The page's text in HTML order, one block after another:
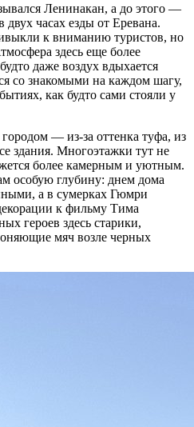
Ленинакан, а до этого —
часах езды от Еревана.
к вниманию туристов, но
здесь еще более
даже воздух вдыхается
со знакомыми на каждом шагу,
как будто сами стояли у
— из-за оттенка туфа, из
здания. Многоэтажки тут не
более камерным и уютным.
особую глубину: днем дома
а в сумерках Гюмри
к фильму Тима
героев здесь старики,
мяч возле черных